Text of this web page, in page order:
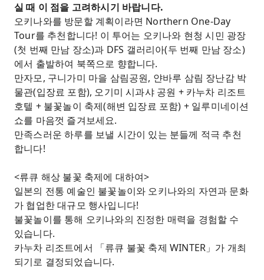
실 때 이 점을 고려하시기 바랍니다.
오키나와를 방문할 계획이라면 Northern One-Day
Tour를 추천합니다! 이 투어는 오키나와 현청 시민 광장
(첫 번째 만남 장소)과 DFS 갤러리아(두 번째 만남 장소)
에서 출발하여 북쪽으로 향합니다.
만자모, 구니가미 마을 삼림공원, 얀바루 삼림 장난감 박
물관(입장료 포함), 오기미 시과샤 공원 + 카누차 리조트
호텔 + 불꽃놀이 축제(해변 입장료 포함) + 일루미네이션
쇼를 마음껏 즐겨보세요.
만족스러운 하루를 보낼 시간이 있는 분들께 적극 추천
합니다!
<류큐 해상 불꽃 축제에 대하여>
일본의 전통 예술인 불꽃놀이와 오키나와의 자연과 문화
가 협업한 대규모 행사입니다!
불꽃놀이를 통해 오키나와의 진정한 매력을 경험할 수
있습니다.
카누차 리조트에서 「류큐 불꽃 축제 WINTER」가 개최
되기로 결정되었습니다.